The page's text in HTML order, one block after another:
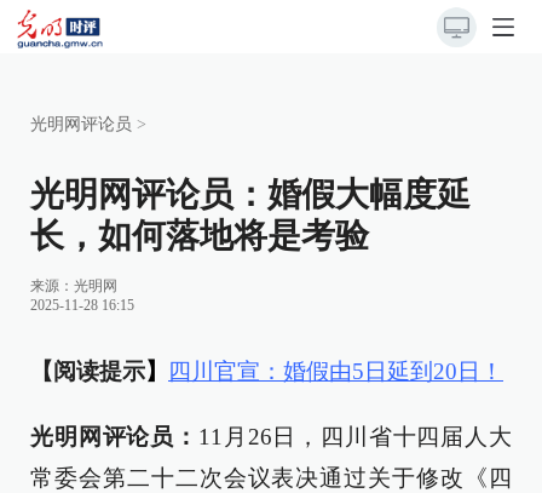
光明网评论员 >
光明网评论员：婚假大幅度延
长，如何落地将是考验
来源： 光明网
2025-11-28 16:15
【阅读提示】 四川官宣：婚假由5日延到20日！
光明网评论员： 11月26日，四川省十四届人大
常委会第二十二次会议表决通过关于修改《四